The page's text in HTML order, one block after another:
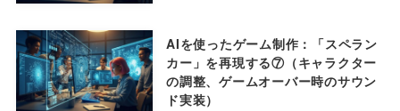
AIを使ったゲーム制作：「スペラン
カー」を再現する⑦（キャラクター
の調整、ゲームオーバー時のサウン
ド実装）